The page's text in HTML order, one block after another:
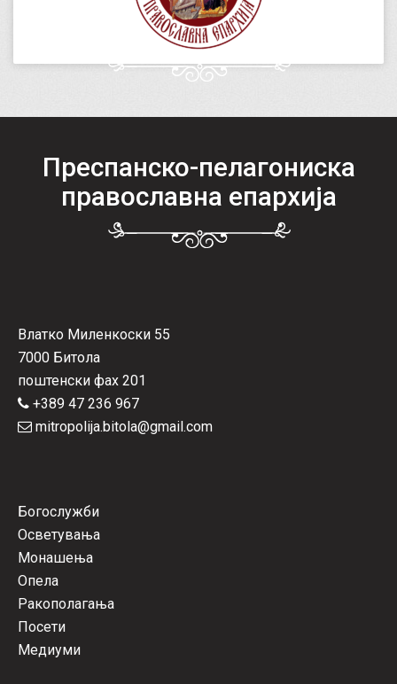
Преспанско-пелагониска
православна епархија
Влатко Миленкоски 55
7000 Битола
поштенски фах 201
+389 47 236 967
mitropolija.bitola@gmail.com
Богослужби
Осветувања
Монашења
Опела
Ракополагања
Посети
Медиуми